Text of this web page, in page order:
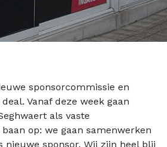
sponsorcommissie en
Vanaf deze week gaan
als vaste
op: we gaan samenwerken
nieuwe sponsor. Wij zijn heel blij